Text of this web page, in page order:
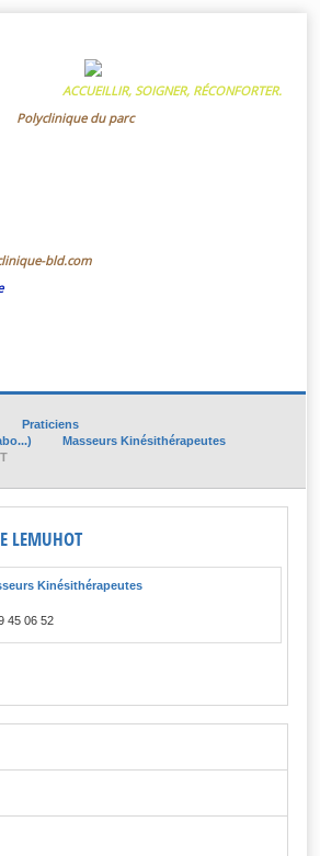
ACCUEILLIR, SOIGNER, RÉCONFORTER.
Polyclinique du parc
bld.com
Praticiens
Masseurs Kinésithérapeutes
LEMUHOT
Kinésithérapeutes
45 06 52